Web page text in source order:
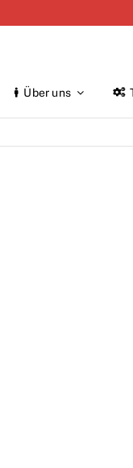
Über uns